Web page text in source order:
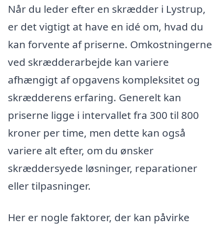
Når du leder efter en skrædder i Lystrup,
er det vigtigt at have en idé om, hvad du
kan forvente af priserne. Omkostningerne
ved skrædderarbejde kan variere
afhængigt af opgavens kompleksitet og
skrædderens erfaring. Generelt kan
priserne ligge i intervallet fra 300 til 800
kroner per time, men dette kan også
variere alt efter, om du ønsker
skræddersyede løsninger, reparationer
eller tilpasninger.
Her er nogle faktorer, der kan påvirke